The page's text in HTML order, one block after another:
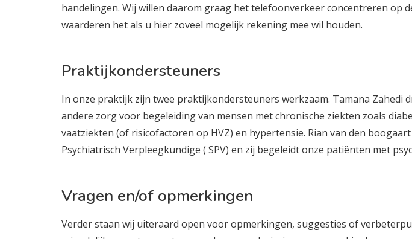
handelingen. Wij willen daarom graag het telefoonverkeer concentreren op
waarderen het als u hier zoveel mogelijk rekening mee wil houden.
Praktijkondersteuners
In onze praktijk zijn twee praktijkondersteuners werkzaam. Tamana Zahedi
andere zorg voor begeleiding van mensen met chronische ziekten zoals
vaatziekten (of risicofactoren op HVZ) en hypertensie. Rian van den boogaart
Psychiatrisch Verpleegkundige ( SPV) en zij begeleidt onze patiënten met
Vragen en/of opmerkingen
Verder staan wij uiteraard open voor opmerkingen, suggesties of